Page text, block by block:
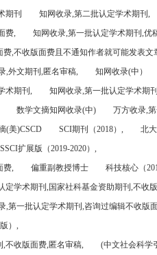
期刊
知网收录,第二批认定学术期刊,
费,
知网收录,第一批认定学术期刊,优
,不收版面费且不通知作者就可能发表文
,外文期刊,匿名审稿,
知网收录(中）
术期刊,
知网收录,第一批认定学术期
数学文摘知网收录(中)
万方收录,
(美)CSCD SCI期刊（2018）,
北
扩展版（2019-2020）,
费,
偏重副教授博士
科技核心（
定学术期刊,国家社科基金资助期刊,不收
,第一批认定学术期刊,咨询过编辑不收版
）,
不收版面费,匿名审稿,
(中文社会科学